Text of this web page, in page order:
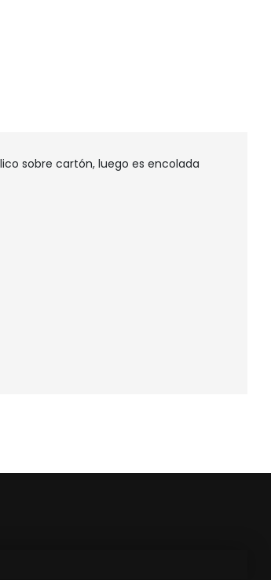
sobre cartón, luego es encolada